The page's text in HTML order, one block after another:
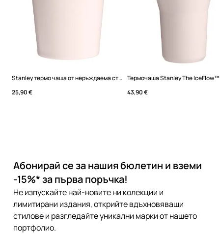
Stanley термо чаша от неръждаема стомана Stacking Tumbler 0.47L
25,90 €
43,90 €
Абонирай се за нашия бюлетин и вземи
-15%* за първа поръчка!
Не изпускайте най-новите ни колекции и
лимитирани издания, открийте вдъхновяващи
стилове и разгледайте уникални марки от нашето
портфолио.